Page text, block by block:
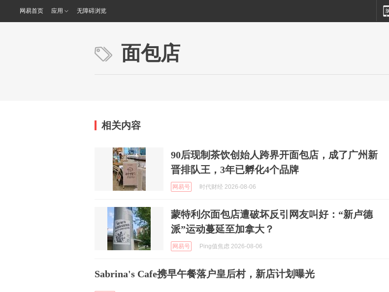
网易首页 应用 无障碍浏览
面包店
相关内容
90后现制茶饮创始人跨界开面包店，成了广州新
晋排队王，3年已孵化4个品牌
网易号 时代财经 2026-08-06
蒙特利尔面包店遭破坏反引网友叫好：“新卢德
派”运动蔓延至加拿大？
网易号 Ping值焦虑 2026-08-06
Sabrina's Cafe携早午餐落户皇后村，新店计划曝光